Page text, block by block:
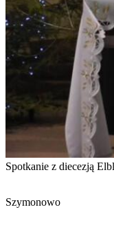
Spotkanie z diecezją
Szymonowo